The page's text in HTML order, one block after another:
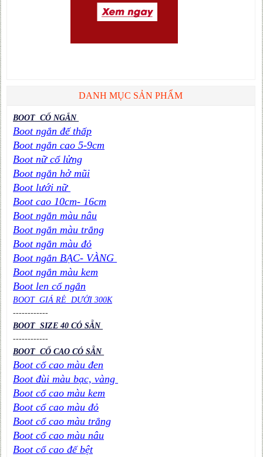
DANH MỤC SẢN PHẨM
BOOT CỔ NGẮN
Boot ngắn đế thấp
Boot ngắn cao 5-9cm
Boot nữ cổ lửng
Boot ngắn hở mũi
Boot lưới nữ
Boot cao 10cm- 16cm
Boot ngắn màu nâu
Boot ngắn màu trắng
Boot ngắn màu đỏ
Boot ngắn BẠC- VÀNG
Boot ngắn màu kem
Boot len cổ ngắn
BOOT GIÁ RẺ DƯỚI 300K
------------
BOOT SIZE 40 CÓ SẴN
------------
BOOT CỔ CAO CÓ SẴN
Boot cổ cao màu đen
Boot đùi màu bạc, vàng
Boot cổ cao màu kem
Boot cổ cao màu đỏ
Boot cổ cao màu trắng
Boot cổ cao màu nâu
Boot cổ cao đế bệt